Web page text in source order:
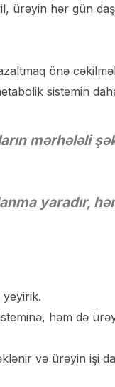
ürəyin hər gün
önə
sistemin
mərhələli
yaradır,
yeyirik.
həm də
və ürəyin işi